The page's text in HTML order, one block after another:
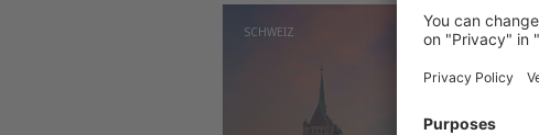
SCHWEIZ